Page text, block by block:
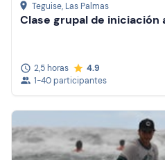
Teguise, Las Palmas
Clase grupal de iniciación
2,5 horas
4.9
1-40 participantes